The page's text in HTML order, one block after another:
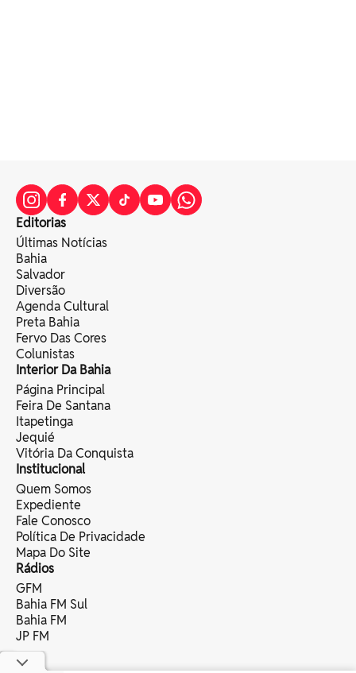
Editorias
Últimas Notícias
Bahia
Salvador
Diversão
Agenda Cultural
Preta Bahia
Fervo Das Cores
Colunistas
Interior Da Bahia
Página Principal
Feira De Santana
Itapetinga
Jequié
Vitória Da Conquista
Institucional
Quem Somos
Expediente
Fale Conosco
Política De Privacidade
Mapa Do Site
Rádios
GFM
Bahia FM Sul
Bahia FM
JP FM